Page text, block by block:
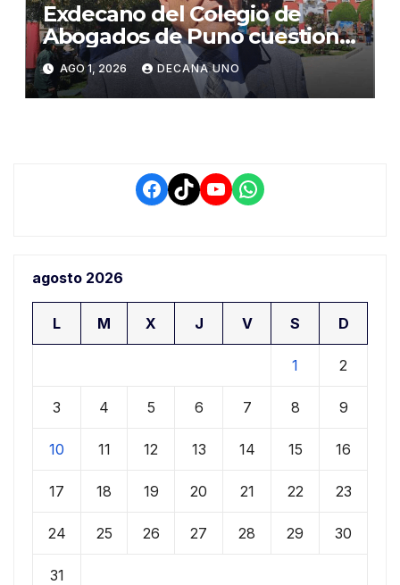
Exdecano del Colegio de
Abogados de Puno cuestiona
propuestas sobre seguridad
ciudadana
AGO 1, 2026 DECANA UNO
Facebook
TikTokYouTube
WhatsApp
agosto 2026
L M X J V S D
1 2
3 4 5 6 7 8 9
10 11 12 13 14 15 16
17 18 19 20 21 22 23
24 25 26 27 28 29 30
31